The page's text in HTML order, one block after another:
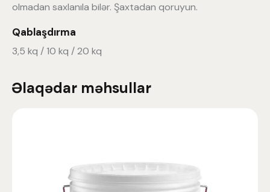
olmadan saxlanıla bilər. Şaxtadan qoruyun.
Qablaşdırma
3,5 kq / 10 kq / 20 kq
Əlaqədar məhsullar